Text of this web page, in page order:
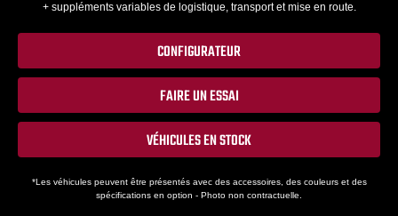
+ suppléments variables de logistique, transport et mise en route.
CONFIGURATEUR
FAIRE UN ESSAI
VÉHICULES EN STOCK
*Les véhicules peuvent être présentés avec des accessoires, des couleurs et des
spécifications en option - Photo non contractuelle.